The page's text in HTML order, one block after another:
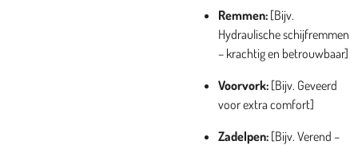
Remmen: [Bijv.
Hydraulische schijfremmen
– krachtig en betrouwbaar]
Voorvork: [Bijv. Geveerd
voor extra comfort]
Zadelpen: [Bijv. Verend –